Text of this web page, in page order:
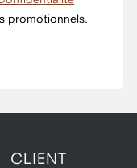
promotionnels.
CLIENT